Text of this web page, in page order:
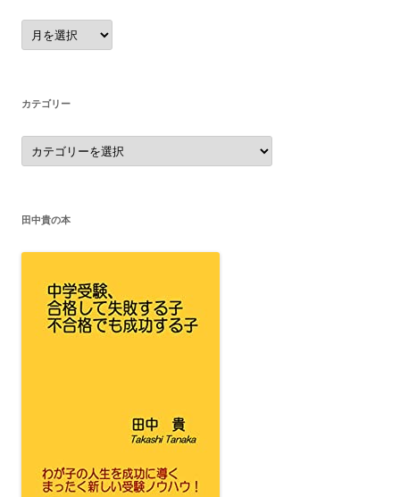
ア
ー
カ
カテゴリー
カ
テ
ゴ
田中貴の本